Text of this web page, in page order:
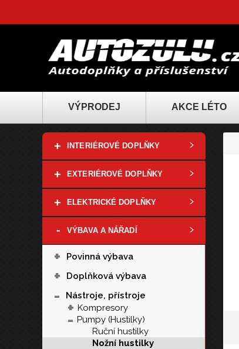
VÝPRODEJ AKCE LÉTO
+ INTERIÉROVÉ DOPLŇKY
+ EXTERIÉROVÉ DOPLŇKY
+ ELEKTRICKÉ DOPLŇKY
- VÝBAVA A NÁŘADÍ
+ Povinná výbava
+ Doplňková výbava
- Nástroje, přístroje
+ Kompresory
- Pumpy (Hustilky)
Ruční hustilky
Nožní hustilky